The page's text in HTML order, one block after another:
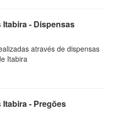
- Dispensas
através de dispensas
Itabira
- Pregões